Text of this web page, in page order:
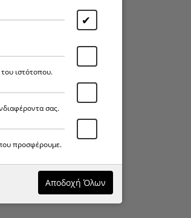
✔
ιστότοπου.
σας.
προσφέρουμε.
Αποδοχή Όλων